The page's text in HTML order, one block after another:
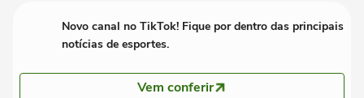
Novo canal no TikTok! Fique por dentro das principais
notícias de esportes.
Vem conferir